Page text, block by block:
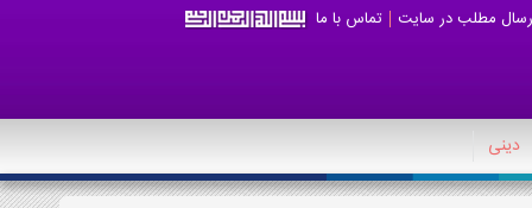
مطلب در سایت تماس با ما
دینی